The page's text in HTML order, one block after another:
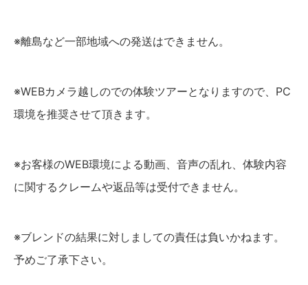
※離島など一部地域への発送はできません。
※WEBカメラ越しのでの体験ツアーとなりますので、PC
環境を推奨させて頂きます。
※お客様のWEB環境による動画、音声の乱れ、体験内容
に関するクレームや返品等は受付できません。
※ブレンドの結果に対しましての責任は負いかねます。
予めご了承下さい。